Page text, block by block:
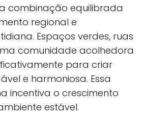
combinação equilibrada
regional e
Espaços verdes, ruas
comunidade acolhedora
para criar
e harmoniosa. Essa
incentiva o crescimento
estável.